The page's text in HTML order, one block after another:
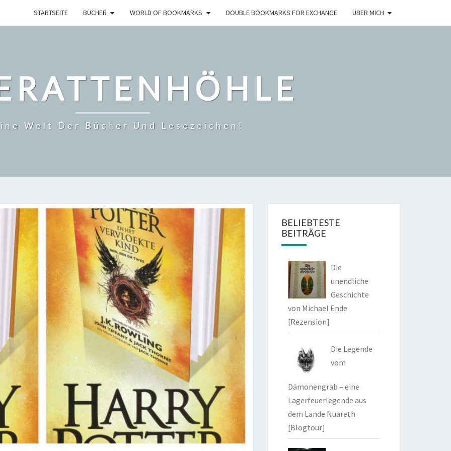
STARTSEITE BÜCHER WORLD OF BOOKMARKS DOUBLE BOOKMARKS FOR EXCHANGE ÜBER MICH
Welt Der Bücher Und Lesezeichen!
BELIEBTESTE
BEITRÄGE
Die
unendliche
Geschichte
von Michael Ende
[Rezension]
Die Legende
vom
Dämonengrab – eine
Lagerfeuerlegende aus
dem Lande Nuareth
[Blogtour]